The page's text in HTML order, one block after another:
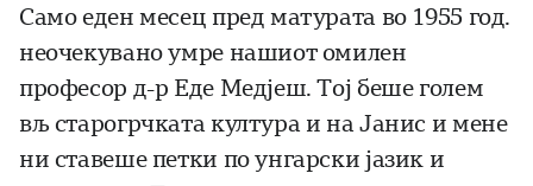
Само еден месец пред матурата во 1955 год.
неочекувано умре нашиот омилен
професор д-р Еде Медјеш. Тој беше голем
вљ старогрчката култура и на Јанис и мене
ни ставеше петки по унгарски јазик и